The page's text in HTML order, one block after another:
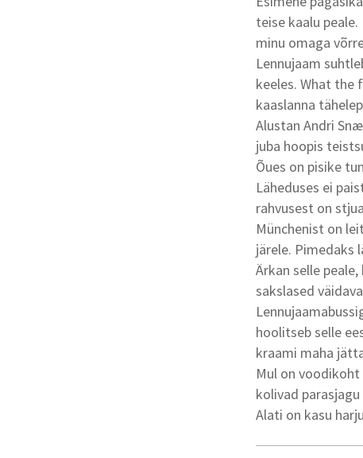
teise kaalu
minu omaga
Lennujaam
keeles. What the
kaaslanna
Alustan Andri
juba hoopis
Õues on pisike
Läheduses ei
rahvusest on
Münchenist on
järele. Pimedaks
Ärkan selle
sakslased
hoolitseb selle
kraami maha
Mul on
kolivad
Alati on kasu